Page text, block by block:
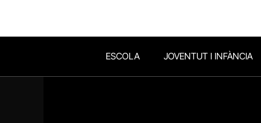
ESCOLA JOVENTUT I INFÀNCIA